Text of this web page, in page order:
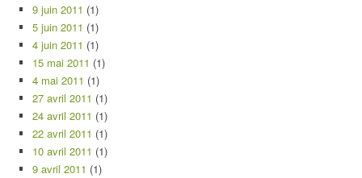
9 juin 2011 (1)
5 juin 2011 (1)
4 juin 2011 (1)
15 mai 2011 (1)
4 mai 2011 (1)
27 avril 2011 (1)
24 avril 2011 (1)
22 avril 2011 (1)
10 avril 2011 (1)
9 avril 2011 (1)